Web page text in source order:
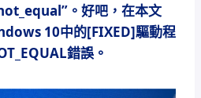
。 好吧，在本文
10中的[FIXED]驅動程
錯誤。